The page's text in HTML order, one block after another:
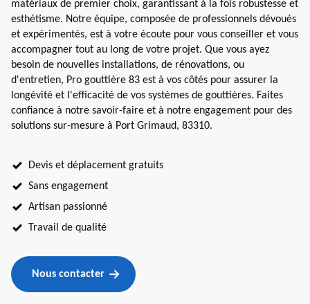
matériaux de premier choix, garantissant à la fois robustesse et
esthétisme. Notre équipe, composée de professionnels dévoués
et expérimentés, est à votre écoute pour vous conseiller et vous
accompagner tout au long de votre projet. Que vous ayez
besoin de nouvelles installations, de rénovations, ou
d'entretien, Pro gouttière 83 est à vos côtés pour assurer la
longévité et l'efficacité de vos systèmes de gouttières. Faites
confiance à notre savoir-faire et à notre engagement pour des
solutions sur-mesure à Port Grimaud, 83310.
Devis et déplacement gratuits
Sans engagement
Artisan passionné
Travail de qualité
Nous contacter